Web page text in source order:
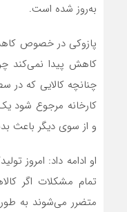
به‌روز شده است.
پازوکی در خصوص
کاهش پیدا نمی‌کند
چنانچه کالایی که در
کارخانه مرجوع شود
و از سوی دیگر باعث
او ادامه داد: امروز
تمام مشکلات اگر
متضرر می‌شوند به